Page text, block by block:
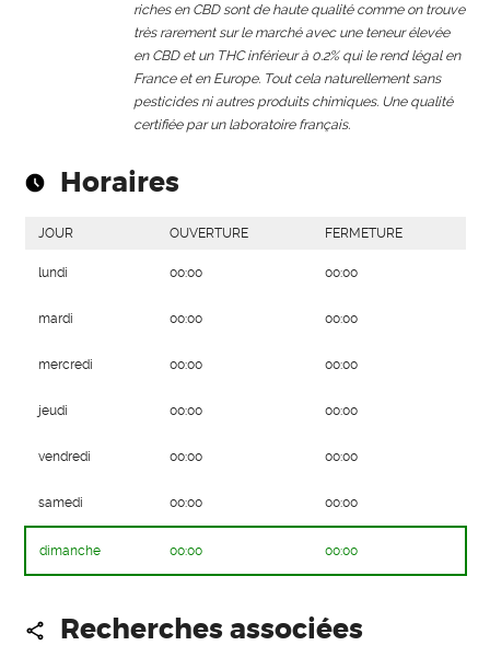
riches en CBD sont de haute qualité comme on trouve
très rarement sur le marché avec une teneur élevée
en CBD et un THC inférieur à 0.2% qui le rend légal en
France et en Europe. Tout cela naturellement sans
pesticides ni autres produits chimiques. Une qualité
certifiée par un laboratoire français.
Horaires
JOUR OUVERTURE FERMETURE
lundi 00:00 00:00
mardi 00:00 00:00
mercredi 00:00 00:00
jeudi 00:00 00:00
vendredi 00:00 00:00
samedi 00:00 00:00
dimanche 00:00 00:00
Recherches associées